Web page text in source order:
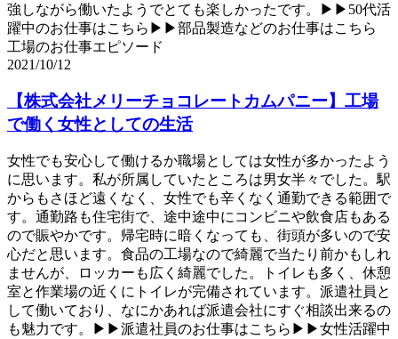
強しながら働いたようでとても楽しかったです。▶▶50代活
躍中のお仕事はこちら▶▶部品製造などのお仕事はこちら
工場のお仕事エピソード
2021/10/12
【株式会社メリーチョコレートカムパニー】工場
で働く女性としての生活
女性でも安心して働けるか職場としては女性が多かったよう
に思います。私が所属していたところは男女半々でした。駅
からもさほど遠くなく、女性でも辛くなく通勤できる範囲で
す。通勤路も住宅街で、途中途中にコンビニや飲食店もある
ので賑やかです。帰宅時に暗くなっても、街頭が多いので安
心だと思います。食品の工場なので綺麗で当たり前かもしれ
ませんが、ロッカーも広く綺麗でした。トイレも多く、休憩
室と作業場の近くにトイレが完備されています。派遣社員と
して働いており、なにかあれば派遣会社にすぐ相談出来るの
も魅力です。▶▶派遣社員のお仕事はこちら▶▶女性活躍中